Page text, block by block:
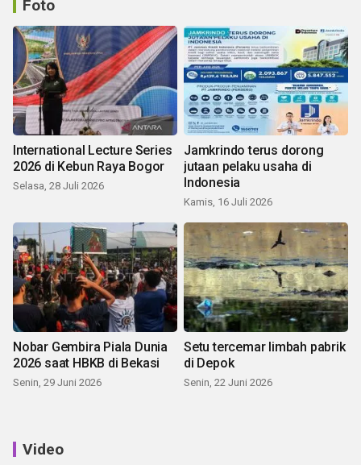
Foto
International Lecture Series
2026 di Kebun Raya Bogor
Selasa, 28 Juli 2026
Jamkrindo terus dorong
jutaan pelaku usaha di
Indonesia
Kamis, 16 Juli 2026
Nobar Gembira Piala Dunia
2026 saat HBKB di Bekasi
Senin, 29 Juni 2026
Setu tercemar limbah pabrik
di Depok
Senin, 22 Juni 2026
Video